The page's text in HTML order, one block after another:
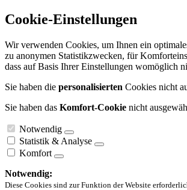
Cookie-Einstellungen
Wir verwenden Cookies, um Ihnen ein
zu anonymen Statistikzwecken, für
dass auf Basis Ihrer Einstellungen womöglich
Sie haben die personalisierten Cookies nicht
Sie haben das Komfort-Cookie nicht
Notwendig
Statistik & Analyse
Komfort
Notwendig:
Diese Cookies sind zur Funktion der Website